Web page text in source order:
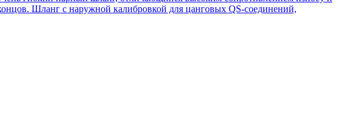
Шланг с наружной калибровкой для цанговых QS-соединений,